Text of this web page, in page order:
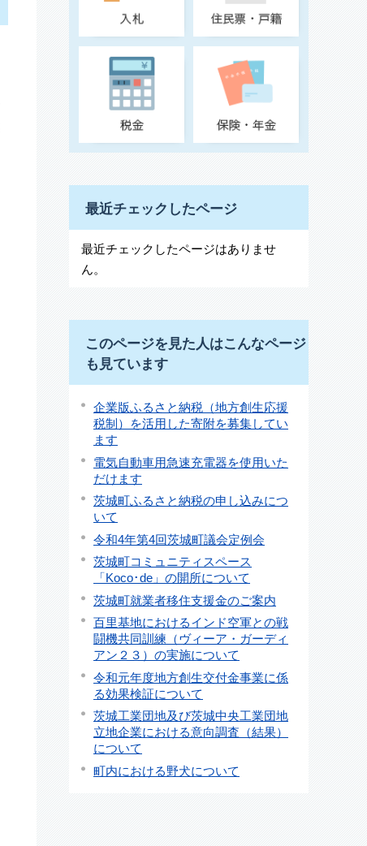
最近チェックしたページ
最近チェックしたページはありませ
ん。
このページを見た人はこんなページ
も見ています
企業版ふるさと納税（地方創生応援
税制）を活用した寄附を募集してい
ます
電気自動車用急速充電器を使用いた
だけます
茨城町ふるさと納税の申し込みにつ
いて
令和4年第4回茨城町議会定例会
茨城町コミュニティスペース
「Koco･de」の開所について
茨城町就業者移住支援金のご案内
百里基地におけるインド空軍との戦
闘機共同訓練（ヴィーア・ガーディ
アン２３）の実施について
令和元年度地方創生交付金事業に係
る効果検証について
茨城工業団地及び茨城中央工業団地
立地企業における意向調査（結果）
について
町内における野犬について